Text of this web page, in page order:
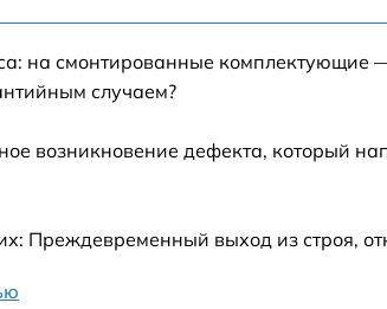
DJI Spark Controller
DJI Spark Controller
Wi-Fi DJI Spark
на смонтированные комплектующие
случаем?
возникновение дефекта, который
Преждевременный выход из строя,